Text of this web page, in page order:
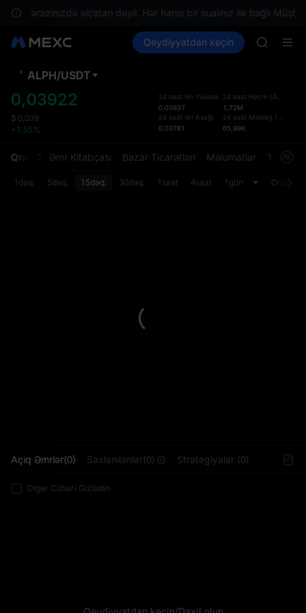
ərazinizdə əlçatan deyil. Hər hansı bir sualınız ilə bağlı
Bazarlar Spot Futures SPCX
Qeydiyyatdan keçin
SKYAI
AAOI
SKYAI
ALPH/USDT
0,03922
$ 0,039
+1,55%
24 saat Ən Yüksək
0,03937
24 saat Ən Aşağı
0,03781
24 saat Həcm (ALPH
1,72M
24 saat Məbləğ (
65,99K
Qrafik Əmr Kitabçası Bazar Ticarətləri Məlumatlar
1dəq. 5dəq. 15dəq. 30dəq. 1saat 4saat 1gün Orijinal
Açıq Əmrlər(0) Saxlanılanlar(0) Strategiyalar (0)
Digər Cütləri Gizlədin